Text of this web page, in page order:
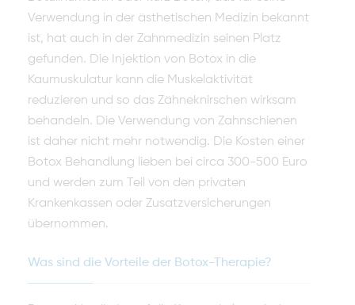
Verwendung in der ästhetischen Medizin bekannt
ist, hat auch in der Zahnmedizin seinen Platz
gefunden. Die Injektion von Botox in die
Kaumuskulatur kann die Muskelaktivität
reduzieren und so das Zähneknirschen wirksam
behandeln. Die Verwendung von Zahnschienen
ist daher nicht mehr notwendig. Die Kosten einer
Botox Behandlung lieben bei circa 300-500 Euro
und werden zum Teil von den privaten
Krankenkassen oder Zusatzversicherungen
übernommen.
Was sind die Vorteile der Botox-Therapie?